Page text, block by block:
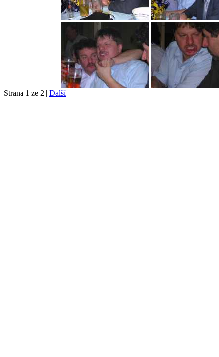
Strana 1 ze 2 | Další|